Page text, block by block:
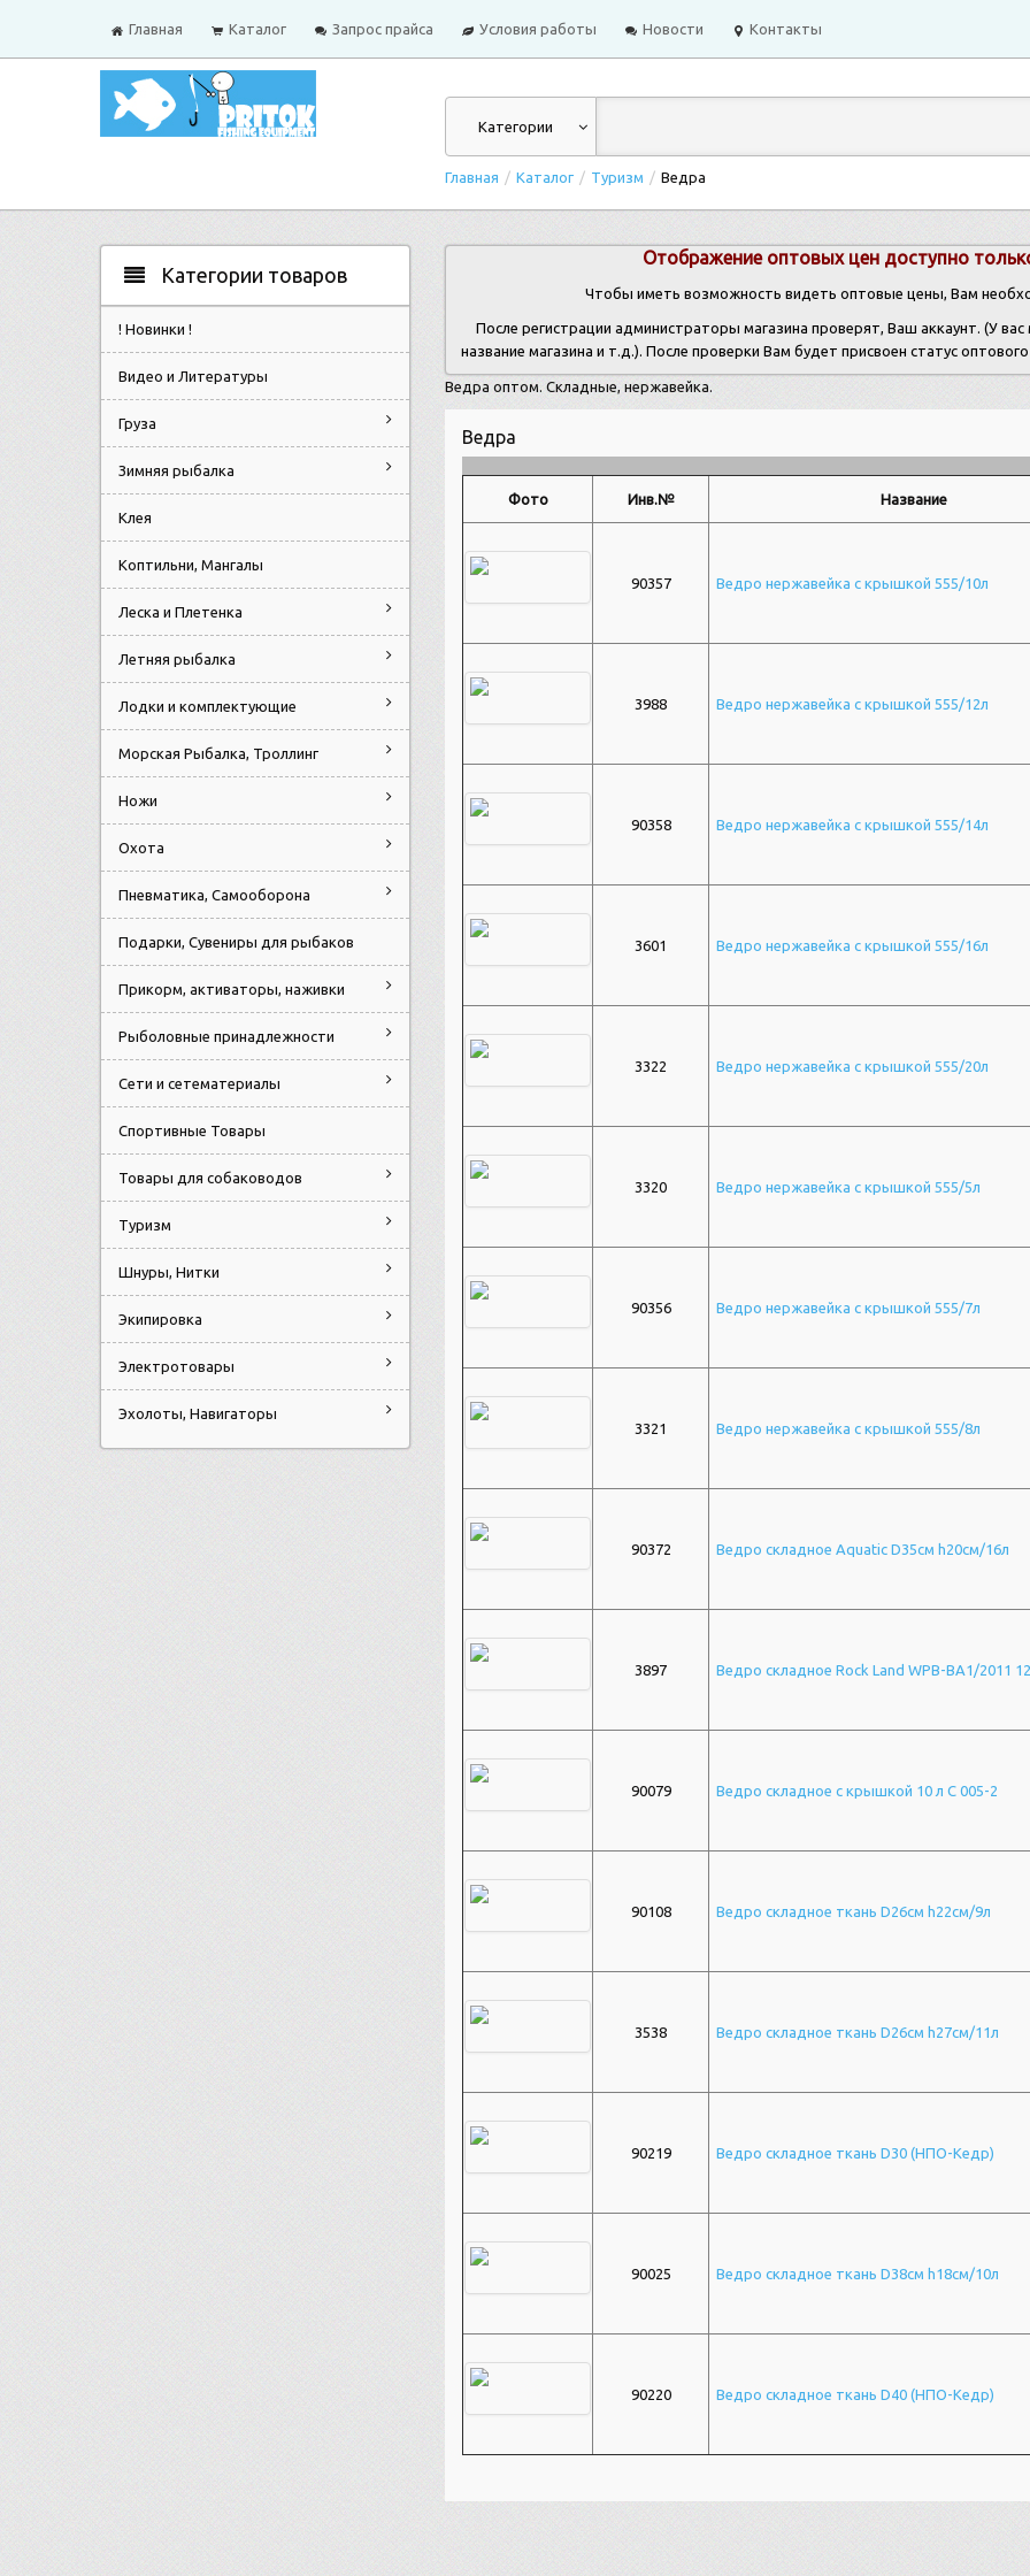
Главная Каталог Запрос прайса Условия работы Новости Контакты
Категории
Главная / Каталог / Туризм / Ведра
Категории товаров
! Новинки !
Видео и Литературы
Груза
Зимняя рыбалка
Клея
Коптильни, Мангалы
Леска и Плетенка
Летняя рыбалка
Лодки и комплектующие
Морская Рыбалка, Троллинг
Ножи
Охота
Пневматика, Самооборона
Подарки, Сувениры для рыбаков
Прикорм, активаторы, наживки
Рыболовные принадлежности
Сети и сетематериалы
Спортивные Товары
Товары для собаководов
Туризм
Шнуры, Нитки
Экипировка
Электротовары
Эхолоты, Навигаторы
Отображение оптовых цен доступно
Чтобы иметь возможность видеть оптовые цены, Вам
После регистрации администраторы магазина проверят, Ваш аккаунт. (У
название магазина и т.д.). После проверки Вам будет присвоен статус
Ведра оптом. Складные, нержавейка.
Ведра
Фото Инв.№ Название
90357 Ведро нержавейка с крышкой 555/10л
3988 Ведро нержавейка с крышкой 555/12л
90358 Ведро нержавейка с крышкой 555/14л
3601 Ведро нержавейка с крышкой 555/16л
3322 Ведро нержавейка с крышкой 555/20л
3320 Ведро нержавейка с крышкой 555/5л
90356 Ведро нержавейка с крышкой 555/7л
3321 Ведро нержавейка с крышкой 555/8л
90372 Ведро складное Aquatic D35см h20см/16л
3897 Ведро складное Rock Land WPB-BA1/2011
90079 Ведро складное с крышкой 10 л С 005-2
90108 Ведро складное ткань D26см h22см/9л
3538 Ведро складное ткань D26см h27см/11л
90219 Ведро складное ткань D30 (НПО-Кедр)
90025 Ведро складное ткань D38см h18см/10л
90220 Ведро складное ткань D40 (НПО-Кедр)